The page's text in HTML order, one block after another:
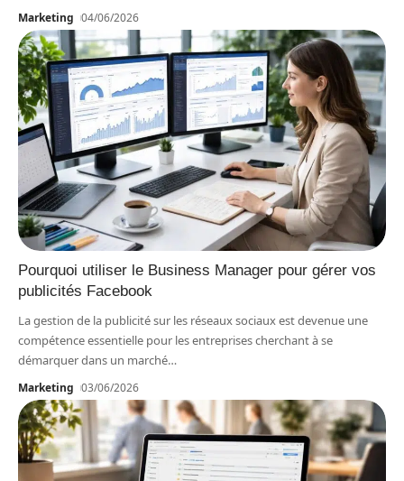
Marketing 04/06/2026
Pourquoi utiliser le Business Manager pour gérer vos
publicités Facebook
La gestion de la publicité sur les réseaux sociaux est devenue une
compétence essentielle pour les entreprises cherchant à se
démarquer dans un marché…
Marketing 03/06/2026